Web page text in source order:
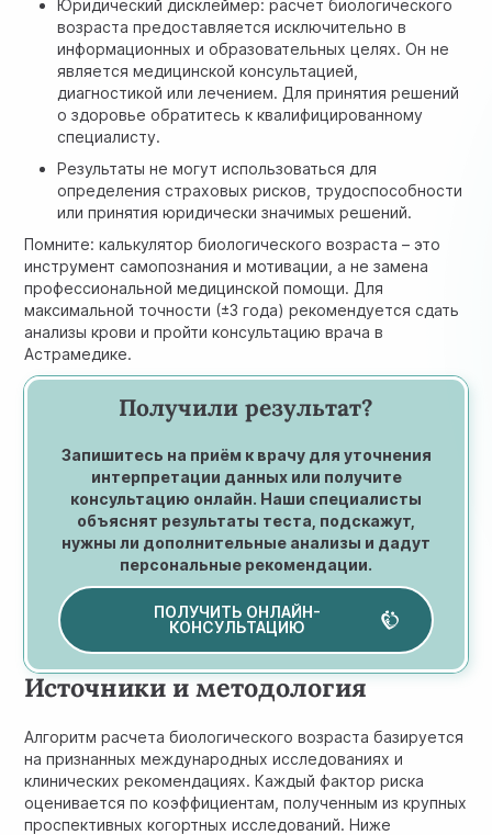
Юридический дисклеймер: расчет биологического
возраста предоставляется исключительно в
информационных и образовательных целях. Он не
является медицинской консультацией,
диагностикой или лечением. Для принятия решений
о здоровье обратитесь к квалифицированному
специалисту.
Результаты не могут использоваться для
определения страховых рисков, трудоспособности
или принятия юридически значимых решений.
Помните: калькулятор биологического возраста – это
инструмент самопознания и мотивации, а не замена
профессиональной медицинской помощи. Для
максимальной точности (±3 года) рекомендуется сдать
анализы крови и пройти консультацию врача в
Астрамедике.
Получили результат?
Запишитесь на приём к врачу для уточнения
интерпретации данных или получите
консультацию онлайн. Наши специалисты
объяснят результаты теста, подскажут,
нужны ли дополнительные анализы и дадут
персональные рекомендации.
ПОЛУЧИТЬ ОНЛАЙН-
КОНСУЛЬТАЦИЮ
Источники и методология
Алгоритм расчета биологического возраста базируется
на признанных международных исследованиях и
клинических рекомендациях. Каждый фактор риска
оценивается по коэффициентам, полученным из крупных
проспективных когортных исследований. Ниже